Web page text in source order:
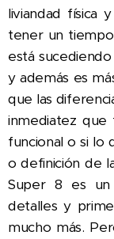
liviandad física
tener un
está
y además es
que las
inmediatez
funcional o si lo
o definición de
Super 8 es un
detalles y
mucho más.